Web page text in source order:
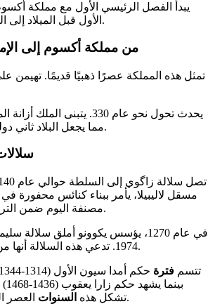
يبدأ الفصل الرئيسي الأول مع مملكة
الأول قبل الميلاد إلى القرن العاشر الميلادي.
من مملكة أكسوم إلى
تمثل هذه المملكة عصرًا ذهبيًا قديمًا. تهيمن
يحدث تحول نحو عام 330. يتبنى
مما يجعل البلاد ثاني دولة مسيحية في العالم.
مسقل لاليبيلا، يأمر ببناء كنائس محفورة
مصنفة اليوم ضمن التراث العالمي لليونسكو.
في عام 1270، يؤسس يكوونو أملق
1974. تدعي هذه السلالة أنها من نسل الملك سليمان.
تتسم فترة
تشكل هذه السنوات العصر .